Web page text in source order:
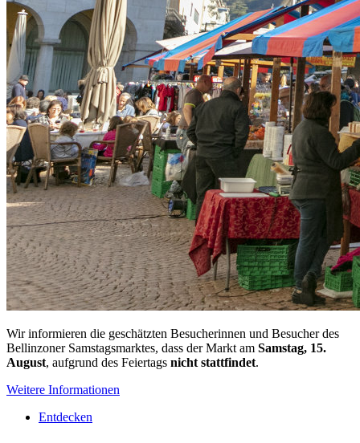
Wir informieren die geschätzten Besucherinnen und Besucher des
Bellinzoner Samstagsmarktes, dass der Markt am Samstag, 15.
August, aufgrund des Feiertags nicht stattfindet.
Weitere Informationen
Entdecken